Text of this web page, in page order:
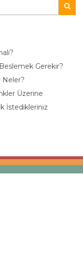
Gerekir?
Neler?
Üzerine
İstedikleriniz